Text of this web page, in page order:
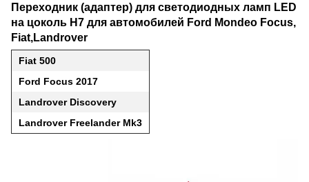
Переходник (адаптер) для светодиодных ламп LED
на цоколь H7 для автомобилей Ford Mondeo Focus,
Fiat,Landrover
Fiat 500
Ford Focus 2017
Landrover Discovery
Landrover Freelander Mk3